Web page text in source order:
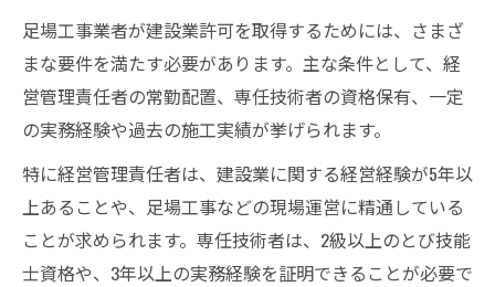
足場工事業者が建設業許可を取得するためには、さまざ
まな要件を満たす必要があります。主な条件として、経
営管理責任者の常勤配置、専任技術者の資格保有、一定
の実務経験や過去の施工実績が挙げられます。
特に経営管理責任者は、建設業に関する経営経験が5年以
上あることや、足場工事などの現場運営に精通している
ことが求められます。専任技術者は、2級以上のとび技能
士資格や、3年以上の実務経験を証明できることが必要で